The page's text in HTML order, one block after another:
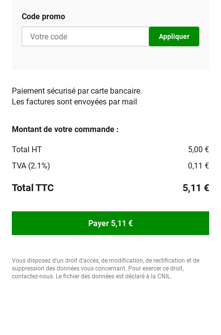
Code promo
Appliquer
Paiement sécurisé par carte bancaire.
Les factures sont envoyées par mail
Montant de votre commande :
Total HT
5,00 €
TVA (2.1%)
0,11 €
Total TTC 5,11 €
Payer 5,11 €
Vous disposez d'un droit d'accès, de modification, de rectification et de
suppression des données vous concernant. Pour exercer ce droit,
contactez-nous. Le fichier des données est déclaré à la CNIL.